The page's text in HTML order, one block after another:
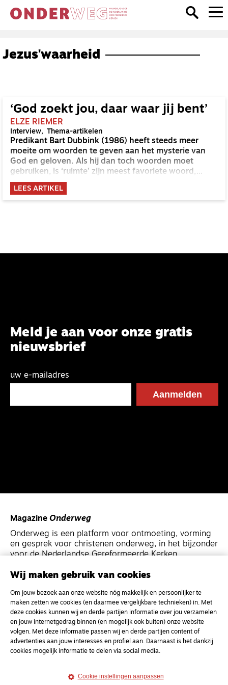
Jezus'waarheid
‘God zoekt jou, daar waar jij bent’
ELZE RIEMER
Interview Thema-artikelen
Predikant Bart Dubbink (1986) heeft steeds meer
moeite om woorden te geven aan het mysterie van
God en geloven. Als hij dan toch woorden moet
gebruiken, is ‘ruimte’ zijn meest favoriete woord,
gevolgd door ‘deconstructie’.
LEES ARTIKEL
Meld je aan voor onze gratis
nieuwsbrief
uw e-mailadres
Magazine Onderweg
Onderweg is een platform voor ontmoeting, vorming
en gesprek voor christenen onderweg, in het bijzonder
voor de Nederlandse Gereformeerde Kerken.
Magazine
Onderweg
Kvk-nummer 33277063
NL46 INGB 0117 5827 86
info@onderwegonline.nl
Wij maken gebruik van cookies
Om jouw bezoek aan onze website nóg makkelijk en persoonlijker te
maken zetten we cookies (en daarmee vergelijkbare technieken) in. Met
deze cookies kunnen wij en derde partijen informatie over jou verzamelen
en jouw internetgedrag binnen (en mogelijk ook buiten) onze website
volgen. Met deze informatie passen wij en derde partijen content of
advertenties aan jouw interesses en profiel aan. Daarnaast is het dankzij
cookies mogelijk informatie te delen via social media.
Cookie instellingen aanpassen